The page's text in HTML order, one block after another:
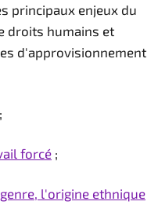
principaux enjeux du
droits humains et
d'approvisionnement
;
forcé ;
l'origine ethnique